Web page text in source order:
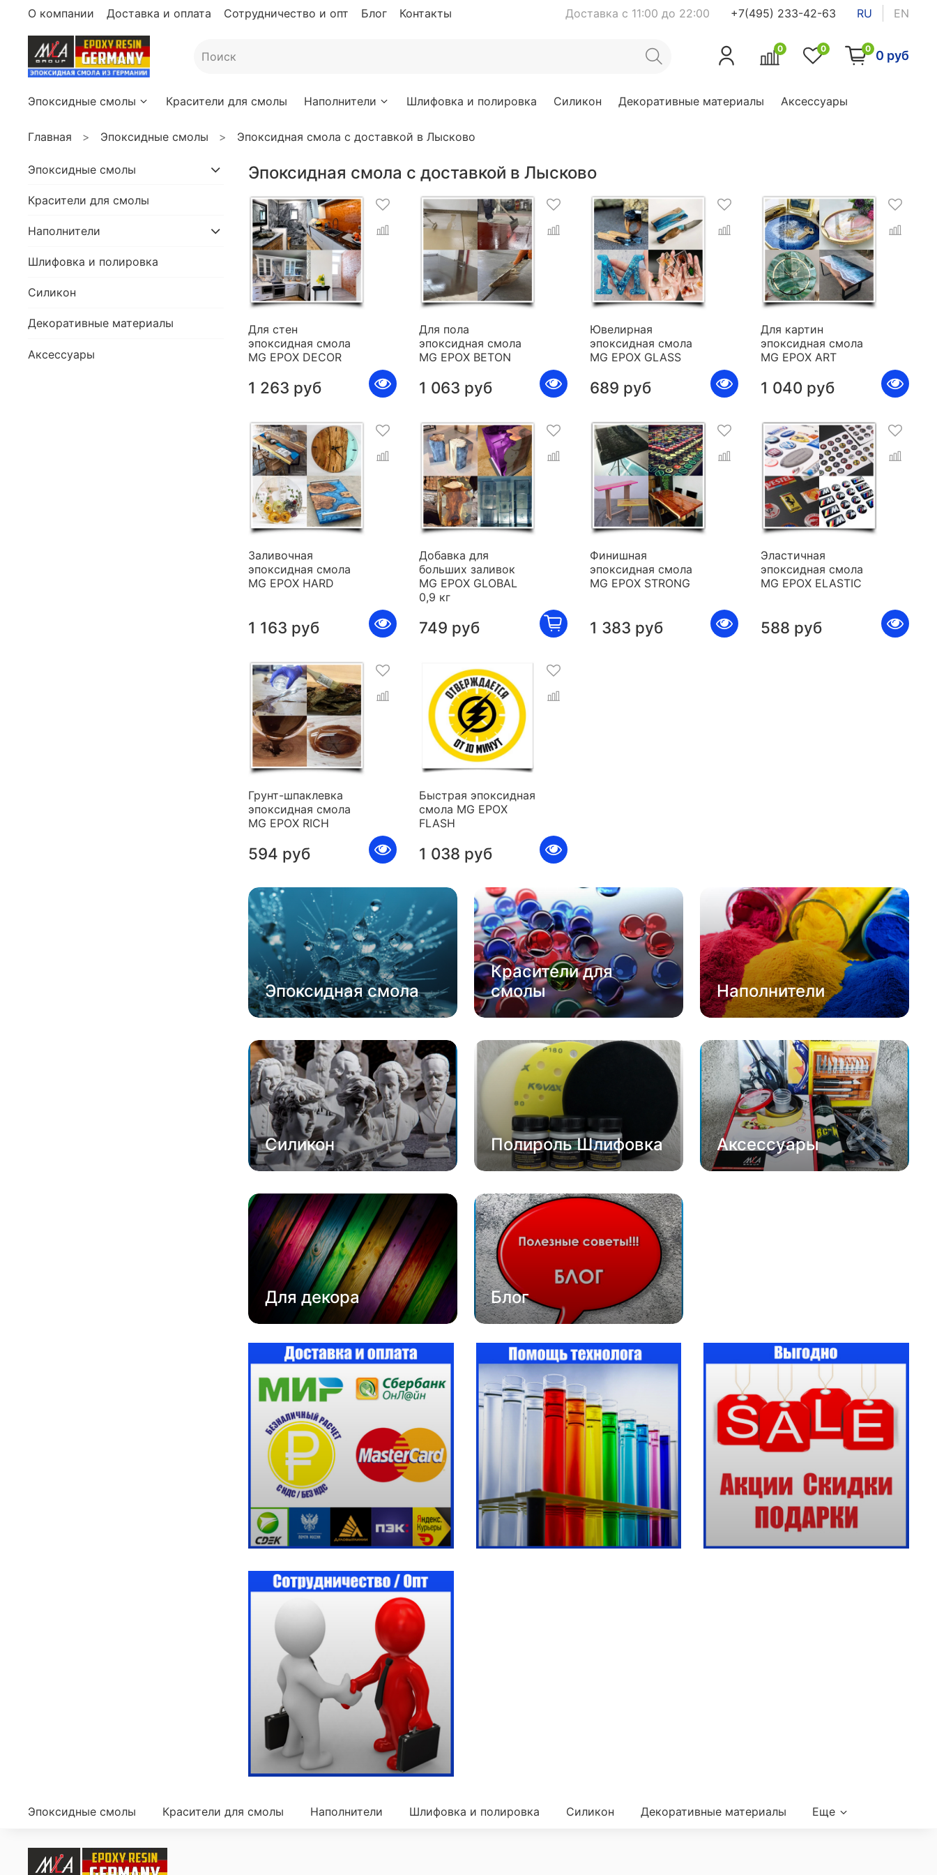
О компании Доставка и оплата Сотрудничество и опт Блог Контакты Доставка с 11:00 до 22:00 +7(495) 233-42-63 RU EN
0 0 0 0 руб
Эпоксидные смолы Красители для смолы Наполнители Шлифовка и полировка Силикон Декоративные материалы Аксессуары
Главная Эпоксидные смолы Эпоксидная смола с доставкой в Лысково
Эпоксидная смола с доставкой в Лысково
Для стен
эпоксидная смола
MG EPOX DECOR
1 263 руб
Для пола
эпоксидная смола
MG EPOX BETON
1 063 руб
Ювелирная
эпоксидная смола
MG EPOX GLASS
689 руб
Для картин
эпоксидная смола
MG EPOX ART
1 040 руб
Заливочная
эпоксидная смола
MG EPOX HARD
1 163 руб
Добавка для
больших заливок
MG EPOX GLOBAL
0,9 кг
749 руб
Финишная
эпоксидная смола
MG EPOX STRONG
1 383 руб
Эластичная
эпоксидная смола
MG EPOX ELASTIC
588 руб
Грунт-шпаклевка
эпоксидная смола
MG EPOX RICH
594 руб
Быстрая эпоксидная
смола MG EPOX
FLASH
1 038 руб
Эпоксидная смола
Красители для
смолы
Наполнители
Силикон Полироль Шлифовка Аксессуары
Для декора Блог
Эпоксидные смолы
Красители для смолы
Наполнители
Шлифовка и полировка
Силикон
Декоративные материалы
Аксессуары
Эпоксидные смолы Красители для смолы Наполнители Шлифовка и полировка Силикон Декоративные материалы Еще